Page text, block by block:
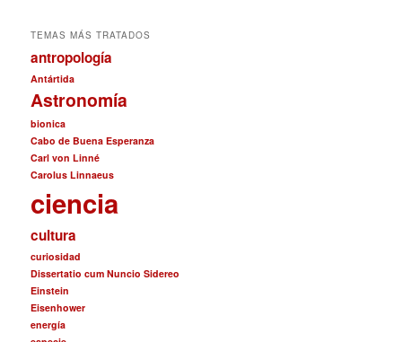
TEMAS MÁS TRATADOS
antropología
Antártida
Astronomía
bionica
Cabo de Buena Esperanza
Carl von Linné
Carolus Linnaeus
ciencia
cultura
curiosidad
Dissertatio cum Nuncio Sidereo
Einstein
Eisenhower
energía